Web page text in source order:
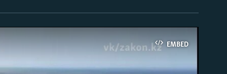
EMBED